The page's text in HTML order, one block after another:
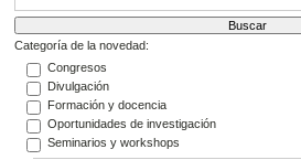
Categoría de la novedad:
Congresos
Divulgación
Formación y docencia
Oportunidades de investigación
Seminarios y workshops